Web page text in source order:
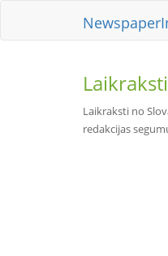
Laikraksti no
redakcijas